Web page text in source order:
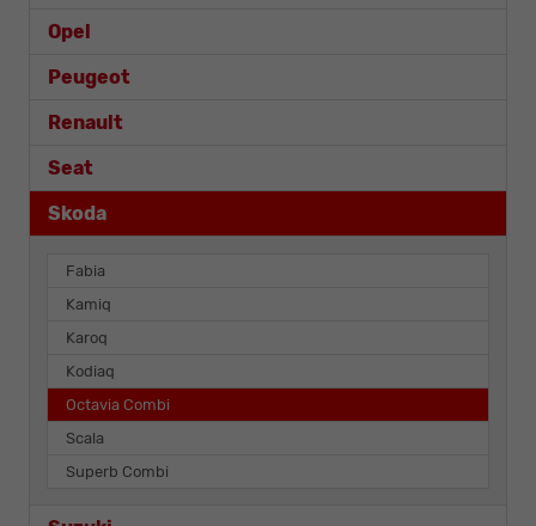
Opel
Peugeot
Renault
Seat
Skoda
Fabia
Kamiq
Karoq
Kodiaq
Octavia Combi
Scala
Superb Combi